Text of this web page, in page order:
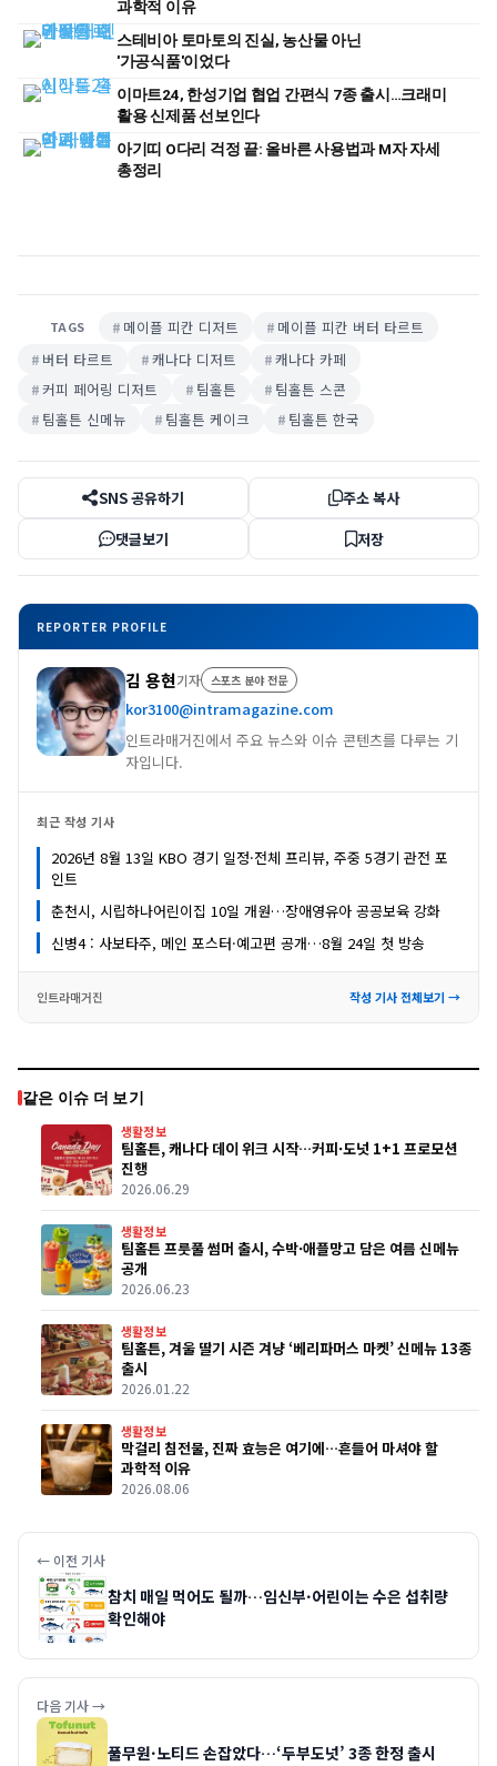
과학적 이유
스테비아 토마토의 진실, 농산물 아닌
'가공식품'이었다
이마트24, 한성기업 협업 간편식 7종 출시…크래미
활용 신제품 선보인다
아기띠 O다리 걱정 끝: 올바른 사용법과 M자 자세
총정리
TAGS 메이플 피칸 디저트
메이플 피칸 버터 타르트
버터 타르트
캐나다 디저트
캐나다 카페
커피 페어링 디저트
팀홀튼
팀홀튼 스콘
팀홀튼 신메뉴
팀홀튼 케이크 팀홀튼 한국
SNS 공유하기
주소 복사
댓글보기
저장
REPORTER PROFILE
김 용현기자 스포츠 분야 전문
kor3100@intramagazine.com
인트라매거진에서 주요 뉴스와 이슈 콘텐츠를 다루는 기
자입니다.
최근 작성 기사
2026년 8월 13일 KBO 경기 일정·전체 프리뷰, 주중 5경기 관전 포
인트
춘천시, 시립하나어린이집 10일 개원…장애영유아 공공보육 강화
신병4 : 사보타주, 메인 포스터·예고편 공개…8월 24일 첫 방송
인트라매거진 작성 기사 전체보기 →
같은 이슈 더 보기
생활정보
팀홀튼, 캐나다 데이 위크 시작…커피·도넛 1+1 프로모션
진행
2026.06.29
생활정보
팀홀튼 프룻풀 썸머 출시, 수박·애플망고 담은 여름 신메뉴
공개
2026.06.23
생활정보
팀홀튼, 겨울 딸기 시즌 겨냥 ‘베리파머스 마켓’ 신메뉴 13종
출시
2026.01.22
생활정보
막걸리 침전물, 진짜 효능은 여기에…흔들어 마셔야 할
과학적 이유
2026.08.06
← 이전 기사
참치 매일 먹어도 될까…임신부·어린이는 수은 섭취량
확인해야
다음 기사 →
풀무원·노티드 손잡았다…‘두부도넛’ 3종 한정 출시